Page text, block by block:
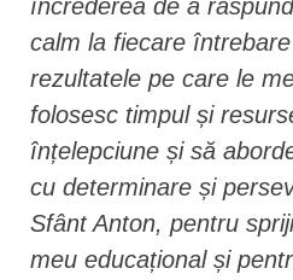
încrederea de a
calm la fiecare
rezultatele pe care le
folosesc timpul și
înțelepciune și să
cu determinare și
Sfânt Anton, pentru
meu educațional și